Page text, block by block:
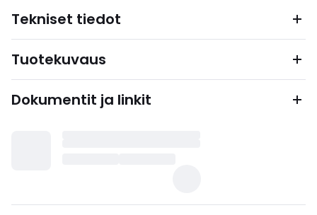
Tekniset tiedot
Tuotekuvaus
Dokumentit ja linkit